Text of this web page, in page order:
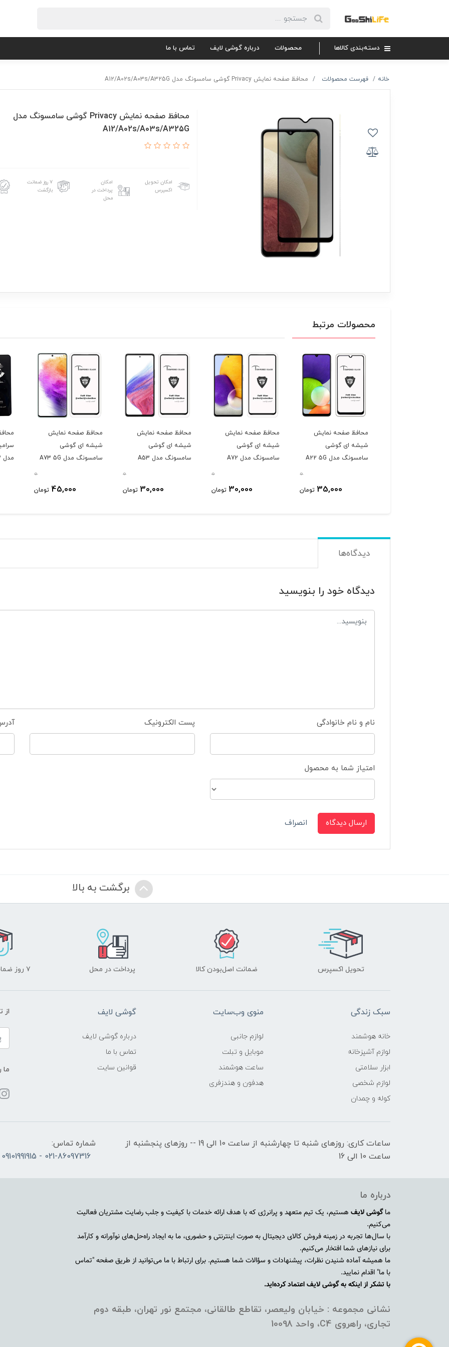
دسته‌بندی کالاها محصولات درباره گوشی لایف تماس با ما
خانه فهرست محصولات محافظ صفحه نمایش Privacy گوشی سامسونگ مدل A12/A02s/A03s/A325G
محافظ صفحه نمایش Privacy گوشی سامسونگ مدل
A12/A02s/A03s/A325G
امکان تحویل
اکسپرس
امکان
پرداخت در
محل
۷ روز ضمانت
بازگشت
محصولات مرتبط
محافظ صفحه نمایش
شیشه ای گوشی
سامسونگ مدل A22 5G
0
35,000 تومان
محافظ صفحه نمایش
شیشه ای گوشی
سامسونگ مدل A72
0
30,000 تومان
محافظ صفحه نمایش
شیشه ای گوشی
سامسونگ مدل A53
0
30,000 تومان
محافظ صفحه نمایش
شیشه ای گوشی
سامسونگ مدل A73 5G
0
45,000 تومان
مدل A72
دیدگاه‌ها
دیدگاه خود را بنویسید
نام و نام خانوادگی پست الکترونیک
امتیاز شما به محصول
ارسال دیدگاه انصراف
برگشت به بالا
تحویل اکسپرس ضمانت اصل‌بودن کالا پرداخت در محل ۷ روز ضمانت بازگشت
سبک زندگی
خانه هوشمند
لوازم آشپزخانه
ابزار سلامتی
لوازم شخصی
کوله و چمدان
منوی وب‌سایت
لوازم جانبی
موبایل و تبلت
ساعت هوشمند
هدفون و هندزفری
گوشی لایف
درباره گوشی لایف
تماس با ما
قوانین سایت
از
ما
ساعات کاری: روزهای شنبه تا چهارشنبه از ساعت 10 الی 19 -- روزهای پنجشنبه از
ساعت 10 الی 16
شماره تماس:
021-86097316 - 09101991915
درباره ما
ماگوشی لایف هستیم، یک تیم متعهد و پرانرژی که با هدف ارائه خدمات با کیفیت و جلب رضایت مشتریان فعالیت
می‌کنیم.
با سال‌ها تجربه در زمینه فروش کالای دیجیتال به صورت اینترنتی و حضوری، ما به ایجاد راه‌حل‌های نوآورانه و کارآمد
برای نیازهای شما افتخار می‌کنیم.
ما همیشه آماده شنیدن نظرات، پیشنهادات و سؤالات شما هستیم. برای ارتباط با ما می‌توانید از طریق صفحه "تماس
با ما" اقدام نمایید.
با تشکر از اینکه به گوشی لایف اعتماد کرده‌اید.
نشانی مجموعه : خیابان ولیعصر، تقاطع طالقانی، مجتمع نور تهران، طبقه دوم
تجاری، راهروی C4، واحد 10098